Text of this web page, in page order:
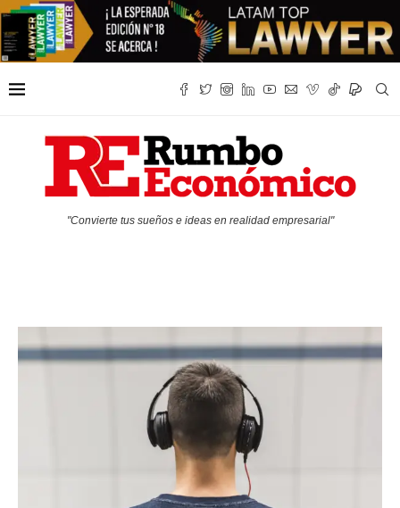
"Convierte tus sueños e ideas en realidad empresarial"